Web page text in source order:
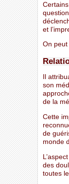
et
On peut
Il
son
de la
Cette
de
monde
des
toutes